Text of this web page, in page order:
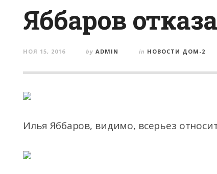
Яббаров
НОЯ 15, 2016 by ADMIN in НОВОСТИ ДОМ-2
Илья Яббаров, видимо, всерьез